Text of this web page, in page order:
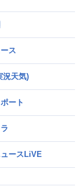
ス
況天気)
ート
ースLiVE